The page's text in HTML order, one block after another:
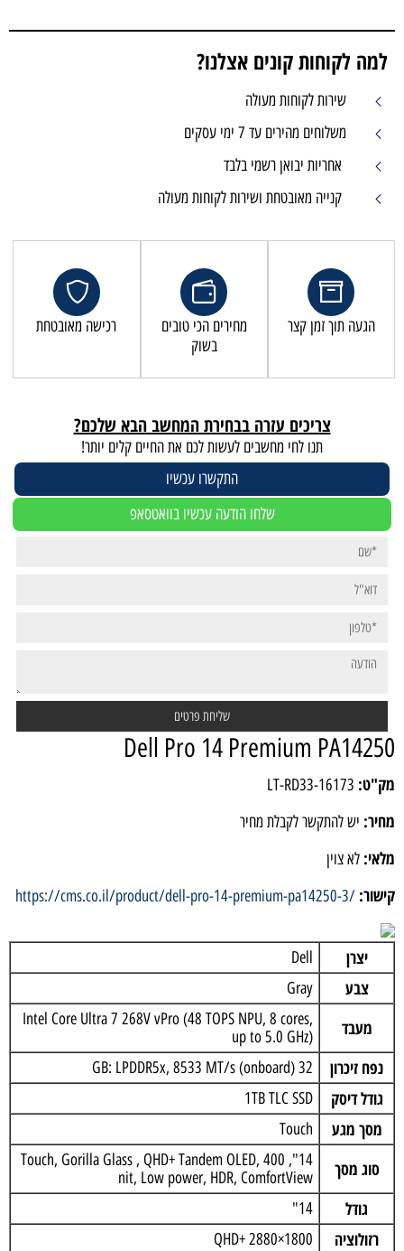
למה לקוחות קונים אצלנו?
שירות לקוחות מעולה
משלוחים מהירים עד 7 ימי עסקים
אחריות יבואן רשמי בלבד
קנייה מאובטחת ושירות לקוחות מעולה
הגעה תוך זמן קצר
מחירים הכי טובים
בשוק
רכישה מאובטחת
צריכים עזרה בבחירת המחשב הבא שלכם?
תנו לחי מחשבים לעשות לכם את החיים קלים יותר!
התקשרו עכשיו
שלחו הודעה עכשיו בוואטסאפ
Dell Pro 14 Premium PA14250
מק"ט: LT-RD33-16173
מחיר: יש להתקשר לקבלת מחיר
מלאי: לא צוין
קישור: https://cms.co.il/product/dell-pro-14-premium-pa14250-3/
יצרן Dell
צבע Gray
מעבד
Intel Core Ultra 7 268V vPro (48 TOPS NPU, 8 cores,
up to 5.0 GHz)
נפח זיכרון 32 GB: LPDDR5x, 8533 MT/s (onboard)
גודל דיסק 1TB TLC SSD
מסך מגע Touch
סוג מסך
14", Touch, Gorilla Glass , QHD+ Tandem OLED, 400
nit, Low power, HDR, ComfortView
גודל 14"
רזולוציה QHD+ 2880×1800